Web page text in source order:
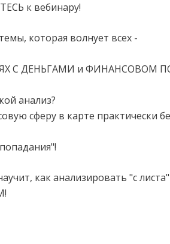
к вебинару!
которая волнует всех -
С ДЕНЬГАМИ и ФИНАНСОВОМ
анализ?
сферу в карте практически
как анализировать "с